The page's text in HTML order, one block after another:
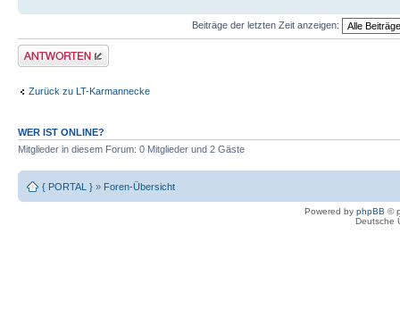
Beiträge der letzten Zeit anzeigen:
Antwort erstellen
Zurück zu LT-Karmannecke
WER IST ONLINE?
Mitglieder in diesem Forum: 0 Mitglieder und 2 Gäste
{ PORTAL } » Foren-Übersicht
Powered by phpBB ©
Deutsche